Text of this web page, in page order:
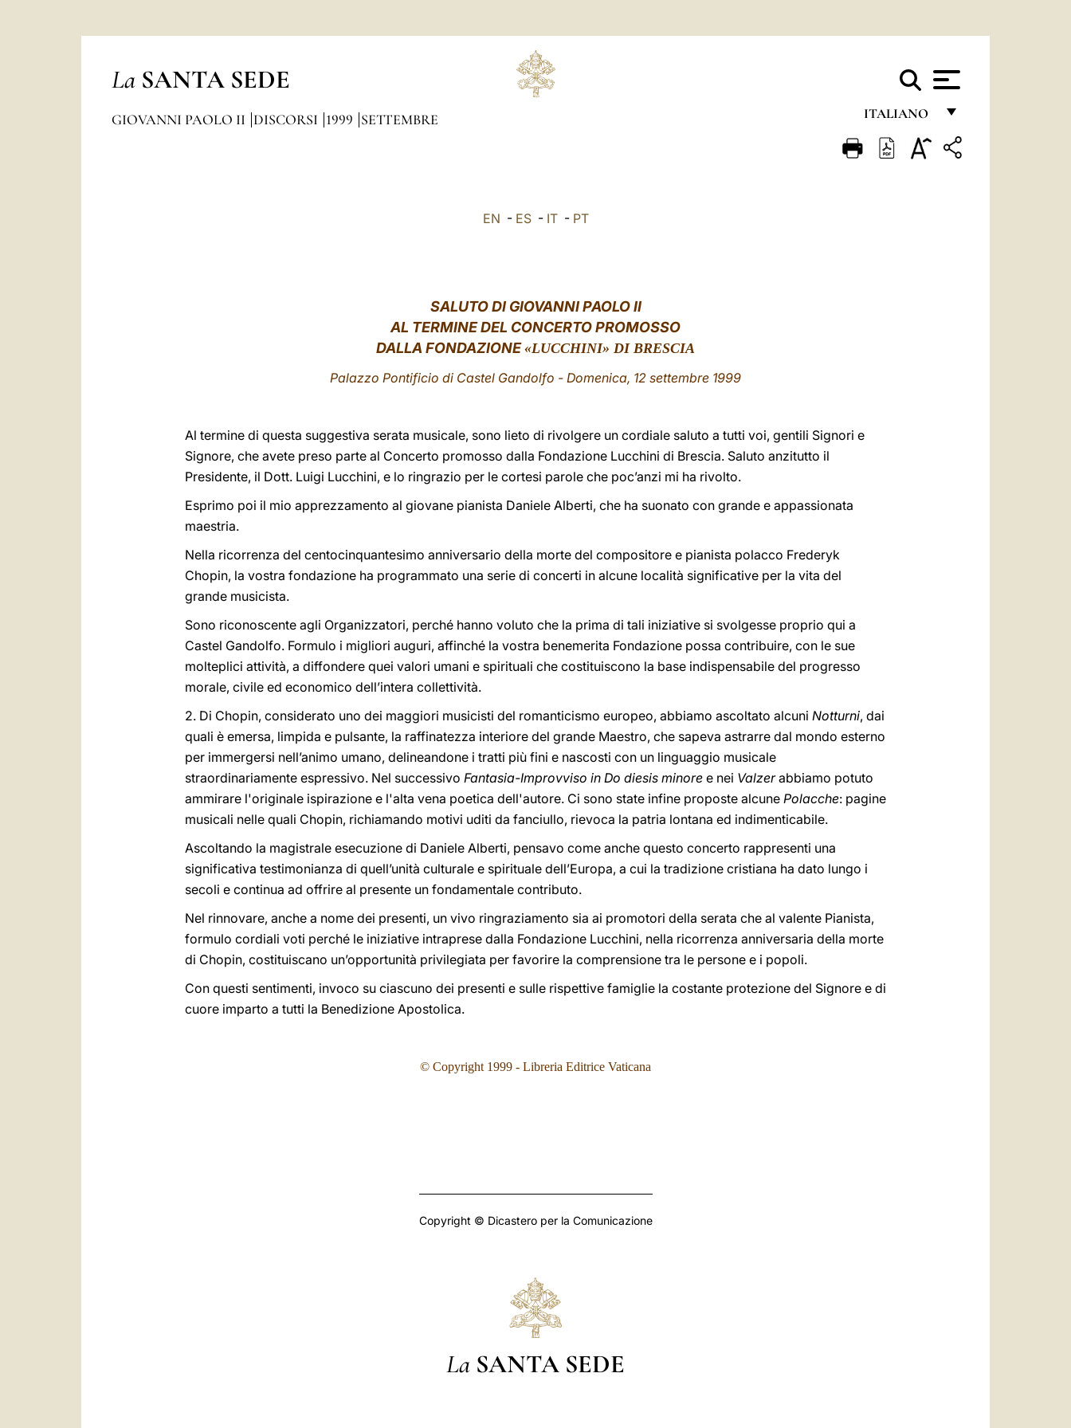
La SANTA SEDE
ITALIANO
FRANÇAIS
GIOVANNI PAOLO II DISCORSI 1999 SETTEMBRE
EN - ES- IT- PT
SALUTO DI GIOVANNI PAOLO II
AL TERMINE DEL CONCERTO PROMOSSO
DALLA FONDAZIONE«LUCCHINI» DI BRESCIA
Palazzo Pontificio di Castel Gandolfo - Domenica, 12 settembre 1999
Al termine di questa suggestiva serata musicale, sono lieto di rivolgere un cordiale saluto a tutti voi, gentili Signori e
Signore, che avete preso parte al Concerto promosso dalla Fondazione Lucchini di Brescia. Saluto anzitutto il
Presidente, il Dott. Luigi Lucchini, e lo ringrazio per le cortesi parole che poc’anzi mi ha rivolto.
Esprimo poi il mio apprezzamento al giovane pianista Daniele Alberti, che ha suonato con grande e appassionata
maestria.
Nella ricorrenza del centocinquantesimo anniversario della morte del compositore e pianista polacco Frederyk
Chopin, la vostra fondazione ha programmato una serie di concerti in alcune località significative per la vita del
grande musicista.
Sono riconoscente agli Organizzatori, perché hanno voluto che la prima di tali iniziative si svolgesse proprio qui a
Castel Gandolfo. Formulo i migliori auguri, affinché la vostra benemerita Fondazione possa contribuire, con le sue
molteplici attività, a diffondere quei valori umani e spirituali che costituiscono la base indispensabile del progresso
morale, civile ed economico dell’intera collettività.
2. Di Chopin, considerato uno dei maggiori musicisti del romanticismo europeo, abbiamo ascoltato alcuni Notturni, dai
quali è emersa, limpida e pulsante, la raffinatezza interiore del grande Maestro, che sapeva astrarre dal mondo esterno
per immergersi nell’animo umano, delineandone i tratti più fini e nascosti con un linguaggio musicale
straordinariamente espressivo. Nel successivo Fantasia-Improvviso in Do diesis minore e nei Valzerabbiamo potuto
ammirare l'originale ispirazione e l'alta vena poetica dell'autore. Ci sono state infine proposte alcune Polacche: pagine
musicali nelle quali Chopin, richiamando motivi uditi da fanciullo, rievoca la patria lontana ed indimenticabile.
Ascoltando la magistrale esecuzione di Daniele Alberti, pensavo come anche questo concerto rappresenti una
significativa testimonianza di quell’unità culturale e spirituale dell’Europa, a cui la tradizione cristiana ha dato lungo i
secoli e continua ad offrire al presente un fondamentale contributo.
Nel rinnovare, anche a nome dei presenti, un vivo ringraziamento sia ai promotori della serata che al valente Pianista,
formulo cordiali voti perché le iniziative intraprese dalla Fondazione Lucchini, nella ricorrenza anniversaria della morte
di Chopin, costituiscano un’opportunità privilegiata per favorire la comprensione tra le persone e i popoli.
Con questi sentimenti, invoco su ciascuno dei presenti e sulle rispettive famiglie la costante protezione del Signore e di
cuore imparto a tutti la Benedizione Apostolica.
© Copyright 1999 - Libreria Editrice Vaticana
Copyright © Dicastero per la Comunicazione
La SANTA SEDE